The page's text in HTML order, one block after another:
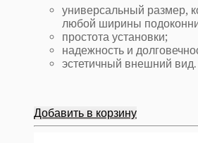
универсальный размер,
любой ширины
простота установки;
надежность и
эстетичный внешний вид.
Добавить в корзину